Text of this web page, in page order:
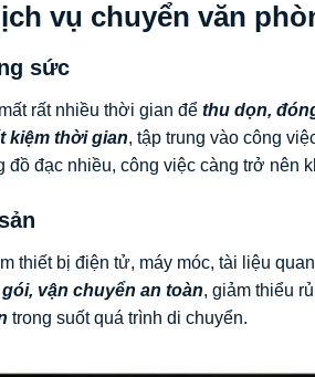
vụ chuyển văn
sức
rất nhiều thời gian để thu dọn,
kiệm thời gian, tập trung vào công
đạc nhiều, công việc càng trở nên
thiết bị điện tử, máy móc, tài liệu
vận chuyển an toàn, giảm thiểu
trong suốt quá trình di chuyển.